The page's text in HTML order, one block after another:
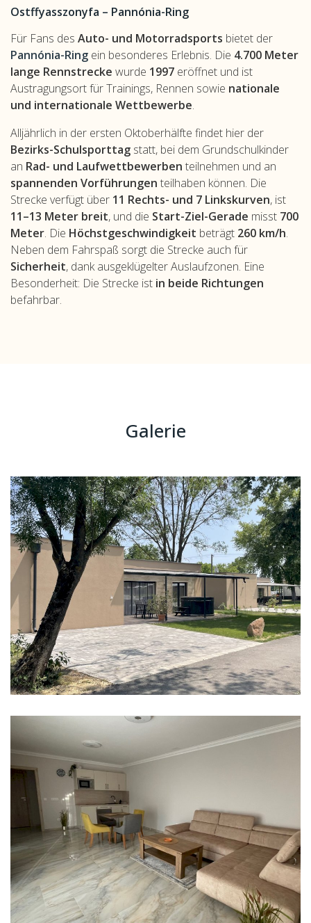
Ostffyasszonyfa – Pannónia-Ring
Für Fans des Auto- und Motorradsports bietet der
Pannónia-Ring ein besonderes Erlebnis. Die 4.700 Meter
lange Rennstrecke wurde 1997 eröffnet und ist
Austragungsort für Trainings, Rennen sowie nationale
und internationale Wettbewerbe.
Alljährlich in der ersten Oktoberhälfte findet hier der
Bezirks-Schulsporttag statt, bei dem Grundschulkinder
an Rad- und Laufwettbewerben teilnehmen und an
spannenden Vorführungen teilhaben können. Die
Strecke verfügt über 11 Rechts- und 7 Linkskurven, ist
11–13 Meter breit, und die Start-Ziel-Gerade misst 700
Meter. Die Höchstgeschwindigkeit beträgt 260 km/h.
Neben dem Fahrspaß sorgt die Strecke auch für
Sicherheit, dank ausgeklügelter Auslaufzonen. Eine
Besonderheit: Die Strecke ist in beide Richtungen
befahrbar.
Galerie